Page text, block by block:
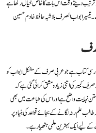
ترتیب دیتے وقت اس بات کا خاص خیال رکھا ہے
ابواب الصرف بلاشبہ حافظ خادم حسین
درسی کتاب ہے جو عربی صرف کے مشکل ابواب کو
کبیر کی اتنی زیادہ مشق کرائی گئی ہے کہ
متن نہایت واضح ہے اور اس کی طباعت میں بھی
علم رٹہ لگانے کے بجائے قواعد کی بنیاد پر
لیے ایک بہترین علمی ہتھیار ہے۔